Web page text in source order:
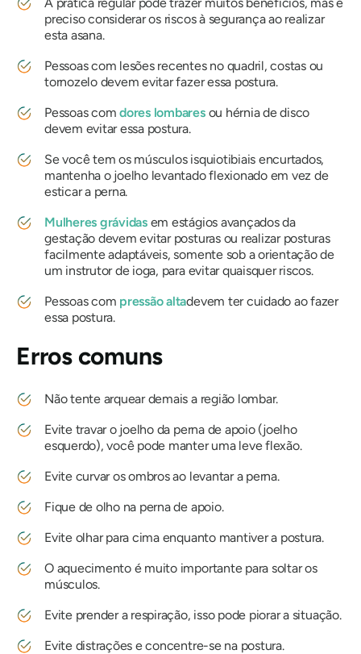
preciso considerar os riscos à segurança ao realizar
esta asana.
Pessoas com lesões recentes no quadril, costas ou
tornozelo devem evitar fazer essa postura.
Pessoas comdores lombaresou hérnia de disco
devem evitar essa postura.
Se você tem os músculos isquiotibiais encurtados,
mantenha o joelho levantado flexionado em vez de
esticar a perna.
Mulheres grávidasem estágios avançados da
gestação devem evitar posturas ou realizar posturas
facilmente adaptáveis, somente sob a orientação de
um instrutor de ioga, para evitar quaisquer riscos.
Pessoas com pressão altadevem ter cuidado ao fazer
essa postura.
Erros comuns
Não tente arquear demais a região lombar.
Evite travar o joelho da perna de apoio (joelho
esquerdo), você pode manter uma leve flexão.
Evite curvar os ombros ao levantar a perna.
Fique de olho na perna de apoio.
Evite olhar para cima enquanto mantiver a postura.
O aquecimento é muito importante para soltar os
músculos.
Evite prender a respiração, isso pode piorar a situação.
Evite distrações e concentre-se na postura.